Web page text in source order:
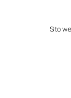
Sito